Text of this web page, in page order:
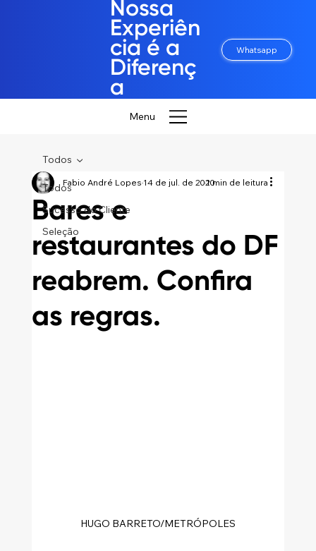
Menu
Nossa
Experiên
cia é a
Diferenç
a
Whatsapp
Todos
Sucesso do Cliente
Seleção
Todos
Bares e
restaurantes do DF
reabrem. Confira
as regras.
Fabio André Lopes14 de jul. de 20201 min de leitura
HUGO BARRETO/METRÓPOLES